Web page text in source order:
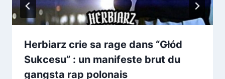
Herbiarz crie sa rage dans “Głód
Sukcesu” : un manifeste brut du
gangsta rap polonais